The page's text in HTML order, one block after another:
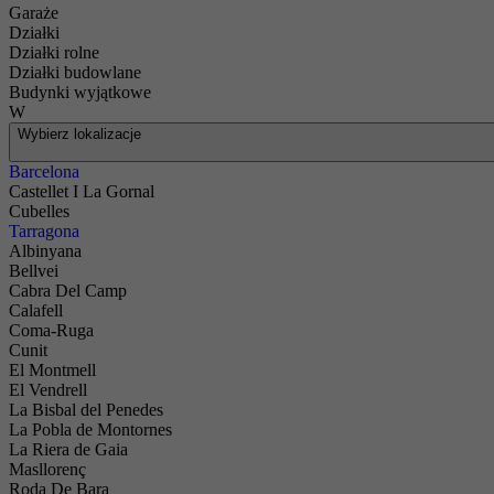
Garaże
Działki
Działki rolne
Działki budowlane
Budynki wyjątkowe
W
Wybierz lokalizacje
Barcelona
Castellet I La Gornal
Cubelles
Tarragona
Albinyana
Bellvei
Cabra Del Camp
Calafell
Coma-Ruga
Cunit
El Montmell
El Vendrell
La Bisbal del Penedes
La Pobla de Montornes
La Riera de Gaia
Masllorenç
Roda De Bara